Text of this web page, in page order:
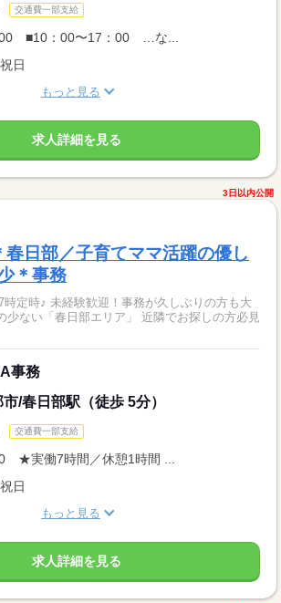
交通費一部支給
■10：00〜17：00 …な...
日
もっと見る
求人詳細を見る
3日以内公開
春日部／子育てママ活躍の優し
＊事務
事務
/春日部駅（徒歩 5分）
交通費一部支給
★実働7時間／休憩1時間 ...
日
もっと見る
求人詳細を見る